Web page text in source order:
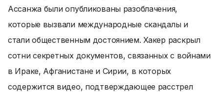
Ассанжа были опубликованы разоблачения,
которые вызвали международные скандалы и
стали общественным достоянием. Хакер раскрыл
сотни секретных документов, связанных с войнами
в Ираке, Афганистане и Сирии, в которых
содержится видео, подтверждающее расстрел